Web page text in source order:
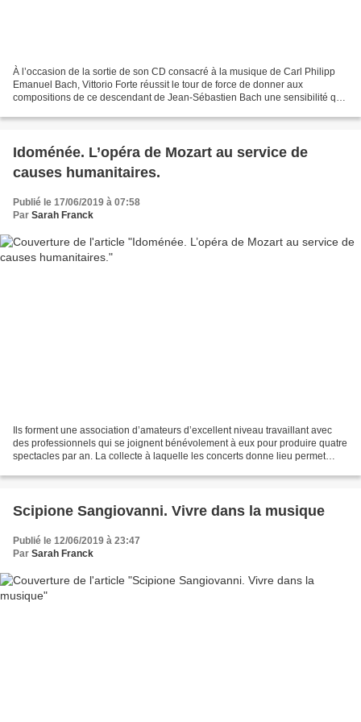
À l’occasion de la sortie de son CD consacré à la musique de Carl Philipp
Emanuel Bach, Vittorio Forte réussit le tour de force de donner aux
compositions de ce descendant de Jean-Sébastien Bach une sensibilité qui
Idoménée. L’opéra de Mozart au service de
causes humanitaires.
Publié le 17/06/2019 à 07:58
Par Sarah Franck
Ils forment une association d’amateurs d’excellent niveau travaillant avec
des professionnels qui se joignent bénévolement à eux pour produire quatre
spectacles par an. La collecte à laquelle les concerts donne lieu permet
Scipione Sangiovanni. Vivre dans la musique
Publié le 12/06/2019 à 23:47
Par Sarah Franck